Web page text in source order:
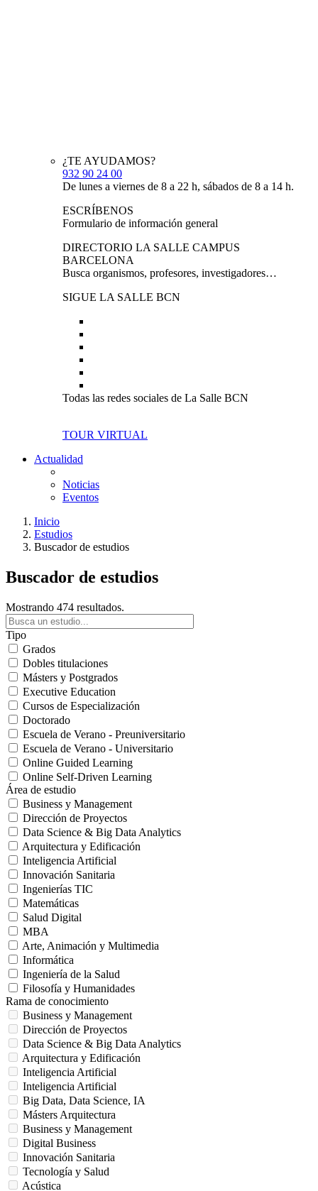
¿TE AYUDAMOS?
932 90 24 00
De lunes a viernes de 8 a 22 h, sábados de 8 a 14 h.
ESCRÍBENOS
Formulario de información general
DIRECTORIO LA SALLE CAMPUS
BARCELONA
Busca organismos, profesores, investigadores…
SIGUE LA SALLE BCN
Todas las redes sociales de La Salle BCN
TOUR VIRTUAL
Actualidad
Noticias
Eventos
Inicio
Estudios
Buscador de estudios
Buscador de estudios
Mostrando 474 resultados.
Tipo
Grados
Dobles titulaciones
Másters y Postgrados
Executive Education
Cursos de Especialización
Doctorado
Escuela de Verano - Preuniversitario
Escuela de Verano - Universitario
Online Guided Learning
Online Self-Driven Learning
Área de estudio
Business y Management
Dirección de Proyectos
Data Science & Big Data Analytics
Arquitectura y Edificación
Inteligencia Artificial
Innovación Sanitaria
Ingenierías TIC
Matemáticas
Salud Digital
MBA
Arte, Animación y Multimedia
Informática
Ingeniería de la Salud
Filosofía y Humanidades
Rama de conocimiento
Business y Management
Dirección de Proyectos
Data Science & Big Data Analytics
Arquitectura y Edificación
Inteligencia Artificial
Inteligencia Artificial
Big Data, Data Science, IA
Másters Arquitectura
Business y Management
Digital Business
Innovación Sanitaria
Tecnología y Salud
Acústica